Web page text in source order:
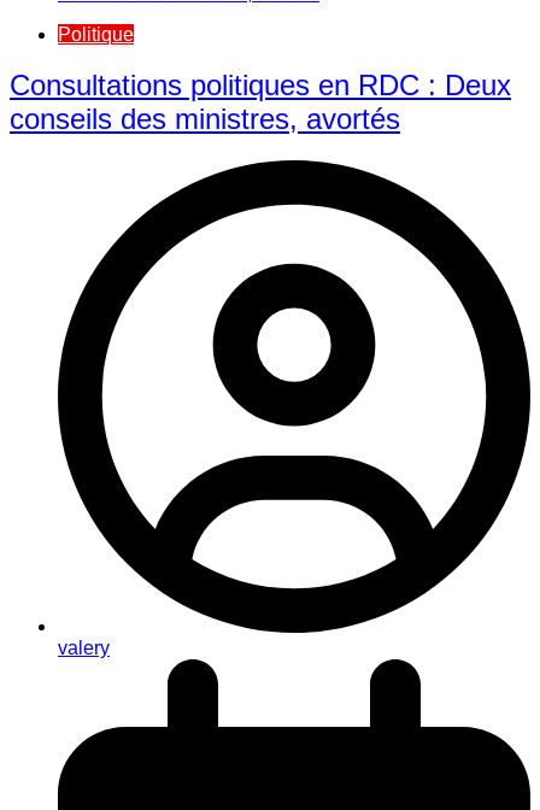
Politique
Consultations politiques en RDC : Deux
conseils des ministres, avortés
valery